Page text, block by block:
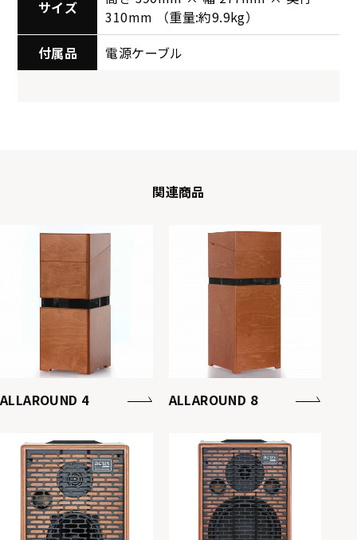
サイズ
310mm （重量:約9.9kg）
付属品
電源ケーブル
関連商品
ALLAROUND 4 ALLAROUND 8